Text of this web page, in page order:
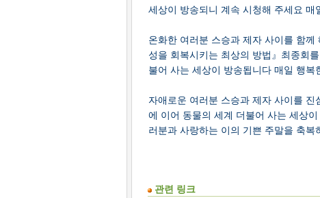
세상이 방송되니 계속 시청해 주세요
온화한 여러분 스승과 제자 사이를 함
성을 회복시키는 최상의 방법』최종회
불어 사는 세상이 방송됩니다 매일 행복
자애로운 여러분 스승과 제자 사이를
에 이어 동물의 세계 더불어 사는 세상
러분과 사랑하는 이의 기쁜 주말을 축복
관련 링크